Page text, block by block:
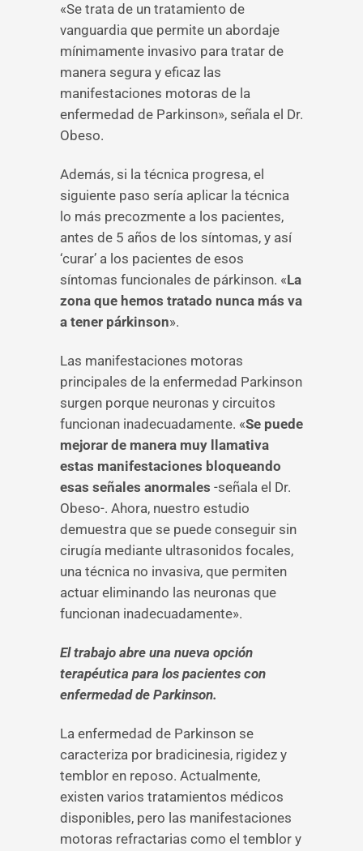
«Se trata de un tratamiento de
vanguardia que permite un abordaje
mínimamente invasivo para tratar de
manera segura y eficaz las
manifestaciones motoras de la
enfermedad de Parkinson», señala el Dr.
Obeso.
Además, si la técnica progresa, el
siguiente paso sería aplicar la técnica
lo más precozmente a los pacientes,
antes de 5 años de los síntomas, y así
‘curar’ a los pacientes de esos
síntomas funcionales de párkinson. «La
zona que hemos tratado nunca más va
a tener párkinson».
Las manifestaciones motoras
principales de la enfermedad Parkinson
surgen porque neuronas y circuitos
funcionan inadecuadamente. «Se puede
mejorar de manera muy llamativa
estas manifestaciones bloqueando
esas señales anormales -señala el Dr.
Obeso-. Ahora, nuestro estudio
demuestra que se puede conseguir sin
cirugía mediante ultrasonidos focales,
una técnica no invasiva, que permiten
actuar eliminando las neuronas que
funcionan inadecuadamente».
El trabajo abre una nueva opción
terapéutica para los pacientes con
enfermedad de Parkinson.
La enfermedad de Parkinson se
caracteriza por bradicinesia, rigidez y
temblor en reposo. Actualmente,
existen varios tratamientos médicos
disponibles, pero las manifestaciones
motoras refractarias como el temblor y